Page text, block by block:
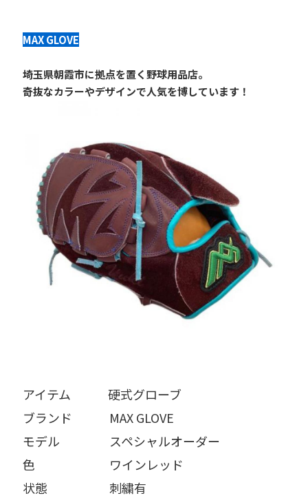
MAX GLOVE
埼玉県朝霞市に拠点を置く野球用品店。
奇抜なカラーやデザインで人気を博しています！
アイテム   硬式グローブ
ブランド   MAX GLOVE
モデル    スペシャルオーダー
色      ワインレッド
状態     刺繍有